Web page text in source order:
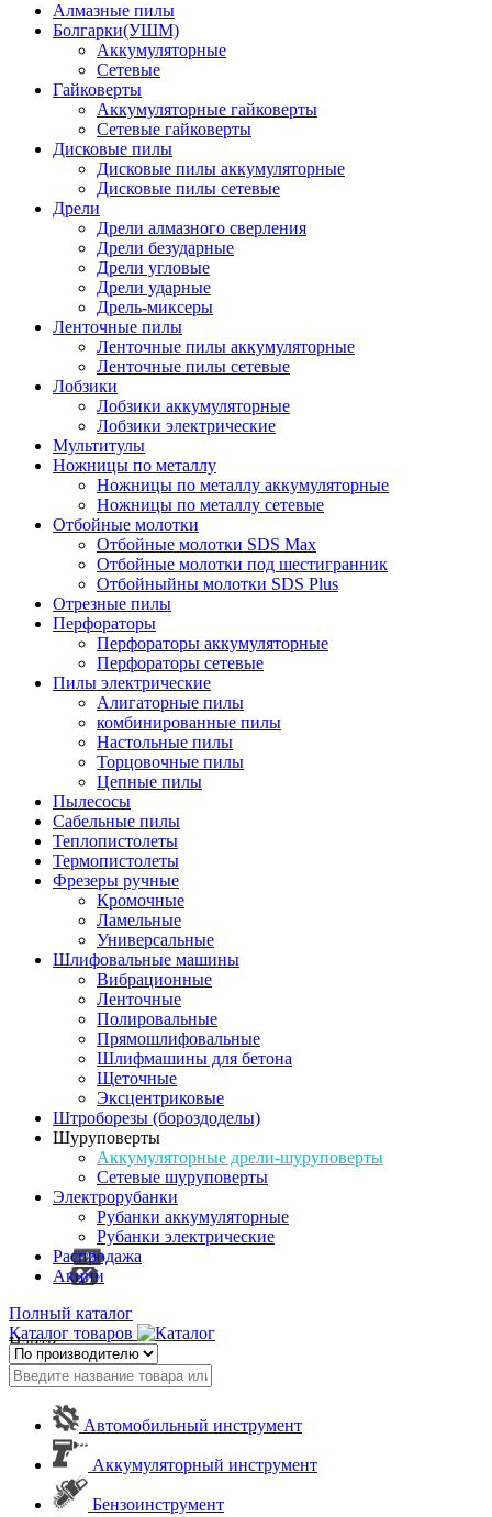
Алмазные пилы
Болгарки(УШМ)
Аккумуляторные
Сетевые
Гайковерты
Аккумуляторные гайковерты
Сетевые гайковерты
Дисковые пилы
Дисковые пилы аккумуляторные
Дисковые пилы сетевые
Дрели
Дрели алмазного сверления
Дрели безударные
Дрели угловые
Дрели ударные
Дрель-миксеры
Ленточные пилы
Ленточные пилы аккумуляторные
Ленточные пилы сетевые
Лобзики
Лобзики аккумуляторные
Лобзики электрические
Мультитулы
Ножницы по металлу
Ножницы по металлу аккумуляторные
Ножницы по металлу сетевые
Отбойные молотки
Отбойные молотки SDS Max
Отбойные молотки под шестигранник
Отбойныйны молотки SDS Plus
Отрезные пилы
Перфораторы
Перфораторы аккумуляторные
Перфораторы сетевые
Пилы электрические
Алигаторные пилы
комбинированные пилы
Настольные пилы
Торцовочные пилы
Цепные пилы
Пылесосы
Сабельные пилы
Теплопистолеты
Термопистолеты
Фрезеры ручные
Кромочные
Ламельные
Универсальные
Шлифовальные машины
Вибрационные
Ленточные
Полировальные
Прямошлифовальные
Шлифмашины для бетона
Щеточные
Эксцентриковые
Штроборезы (бороздоделы)
Шуруповерты
Аккумуляторные дрели-шуруповерты
Сетевые шуруповерты
Электрорубанки
Рубанки аккумуляторные
Рубанки электрические
Распродажа
Акции
Полный каталог
Каталог товаров
Найти
Автомобильный инструмент
Аккумуляторный инструмент
Бензоинструмент